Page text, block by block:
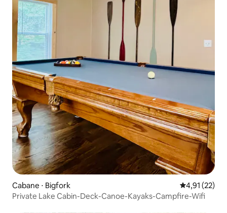
Cabane ⋅ Bigfork Évaluation
4,91 (22)
Private Lake Cabin-Deck-Canoe-Kayaks-Campfire-Wifi